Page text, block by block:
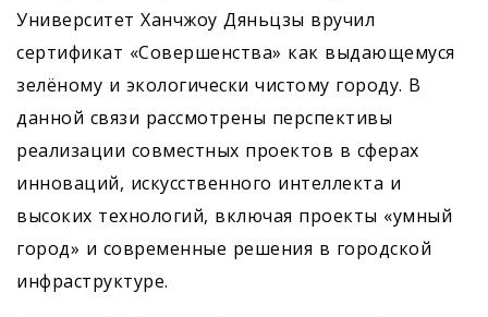
Университет Ханчжоу Дяньцзы вручил
сертификат «Совершенства» как выдающемуся
зелёному и экологически чистому городу. В
данной связи рассмотрены перспективы
реализации совместных проектов в сферах
инноваций, искусственного интеллекта и
высоких технологий, включая проекты «умный
город» и современные решения в городской
инфраструктуре.